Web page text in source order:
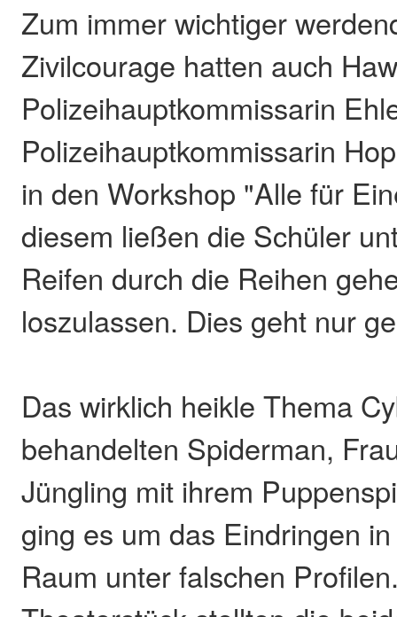
Zum immer wichtiger
Zivilcourage hatten auch
Polizeihauptkommissarin
Polizeihauptkommissarin
in den Workshop "Alle für
diesem ließen die Schüler
Reifen durch die Reihen
loszulassen. Dies geht nur
Das wirklich heikle Thema
behandelten Spiderman,
Jüngling mit ihrem
ging es um das Eindringen
Raum unter falschen